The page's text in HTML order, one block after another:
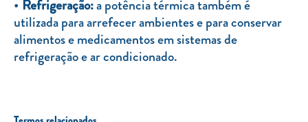
Refrigeração:a potência térmica também é
utilizada para arrefecer ambientes e para conservar
alimentos e medicamentos em sistemas de
refrigeração e ar condicionado.